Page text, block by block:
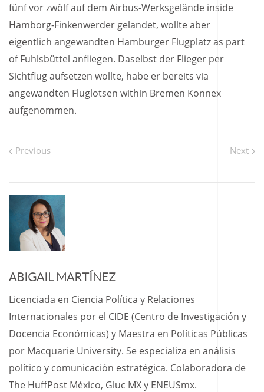
fünf vor zwölf auf dem Airbus-Werksgelände inside
Hamborg-Finkenwerder gelandet, wollte aber
eigentlich angewandten Hamburger Flugplatz as part
of Fuhlsbüttel anfliegen. Daselbst der Flieger per
Sichtflug aufsetzen wollte, habe er bereits via
angewandten Fluglotsen within Bremen Konnex
aufgenommen.
Previous Next
ABIGAIL MARTÍNEZ
Licenciada en Ciencia Política y Relaciones
Internacionales por el CIDE (Centro de Investigación y
Docencia Económicas) y Maestra en Políticas Públicas
por Macquarie University. Se especializa en análisis
político y comunicación estratégica. Colaboradora de
The HuffPost México, Gluc MX y ENEUSmx.